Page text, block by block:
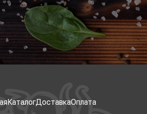
КаталогДоставкаОплата